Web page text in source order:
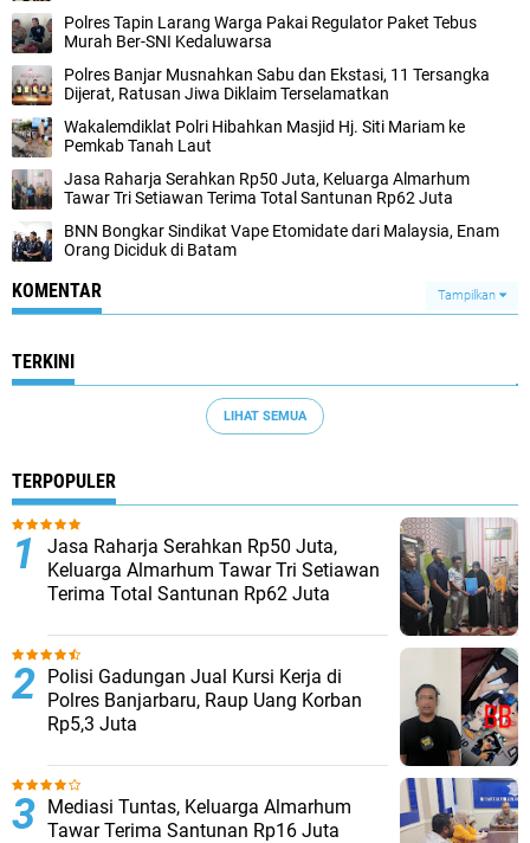
Polres Tapin Larang Warga Pakai Regulator Paket Tebus
Murah Ber-SNI Kedaluwarsa
Polres Banjar Musnahkan Sabu dan Ekstasi, 11 Tersangka
Dijerat, Ratusan Jiwa Diklaim Terselamatkan
Wakalemdiklat Polri Hibahkan Masjid Hj. Siti Mariam ke
Pemkab Tanah Laut
Jasa Raharja Serahkan Rp50 Juta, Keluarga Almarhum
Tawar Tri Setiawan Terima Total Santunan Rp62 Juta
BNN Bongkar Sindikat Vape Etomidate dari Malaysia, Enam
Orang Diciduk di Batam
KOMENTAR Tampilkan
TERKINI
LIHAT SEMUA
TERPOPULER
Jasa Raharja Serahkan Rp50 Juta,
Keluarga Almarhum Tawar Tri Setiawan
Terima Total Santunan Rp62 Juta
Polisi Gadungan Jual Kursi Kerja di
Polres Banjarbaru, Raup Uang Korban
Rp5,3 Juta
Mediasi Tuntas, Keluarga Almarhum
Tawar Terima Santunan Rp16 Juta